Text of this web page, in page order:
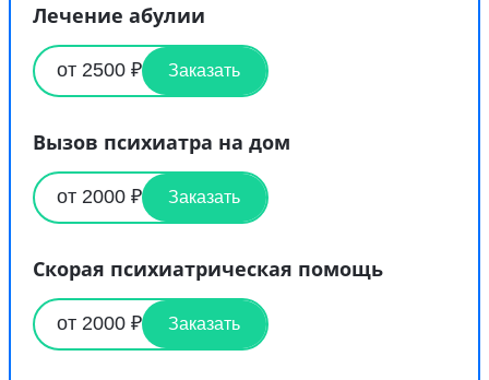
Лечение абулии
от 2500 ₽ Заказать
Вызов психиатра на дом
от 2000 ₽ Заказать
Скорая психиатрическая помощь
от 2000 ₽ Заказать